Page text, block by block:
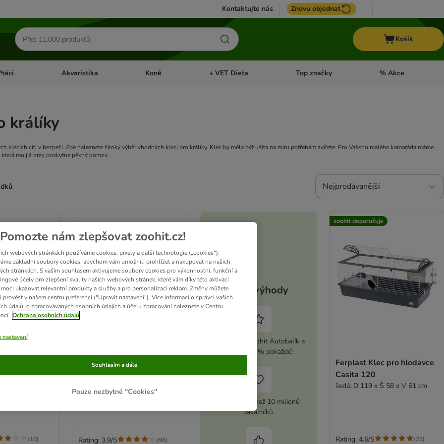
Kontaktujte nás Znovu objednat
Hledat
produkty
Košík
menu: Malá zvířataOtevřít menu: Ptáci
Akvaristika Otevřít menu: Akvaristika
Koně Otevřít menu: Koně
+ VET Dieta Otevřít menu: + VET Dieta
Top značky Otevřít menu: Top
% Akce
králíky
klecích cítí v bezpečí. Zde naleznete široký výběr vhodných klecí pro králíky. Klec by měla být ušita na míru potřebám zvířete. Pro Vašeho malého kamaráda máme
mu již brzy poskytne pěkný domov.
Nejprodávanější
zvířata
cm
(10)
Trixie vnitřní výběh
Š 140 x H 70 x V 35 cm
Rating: 3.9/5 (96)
Vaše výhody
Aktivujte si zoohit Autobalík a
ušetřete 5 % pokaždé!
Důvěra více než 10 milionů
zákazníků
zoohit doporučuje
Ferplast Klec pro hlodavce
Casita 120
šedá: D 119 x Š 58 x V 61 cm
Rating: 4.6/5 (23)
Pomozte nám zlepšovat zoohit.cz!
webových stránkách používáme cookies, pixely a další technologie („cookies“).
základní soubory cookies, abychom vám umožnili prohlížet a nakupovat na našich
stránkách. S vaším souhlasem aktivujeme soubory cookies pro výkonnostní, funkční a
účely pro zlepšení kvality našich webových stránek, které vám díky této aktivaci
ukazovat relevantní produkty a služby a pro personalizaci reklam. Změny můžete
provést v našem centru preferencí ("Upravit nastavení"). Více informací o správci vašich
údajů, o zpracovávaných osobních údajích a účelu zpracování naleznete v Centru
Ochrana osobních údajů
nastavení
Pouze nezbytné "Cookies"
Souhlasím a dále